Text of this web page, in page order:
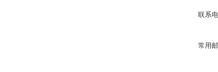
联系
常用